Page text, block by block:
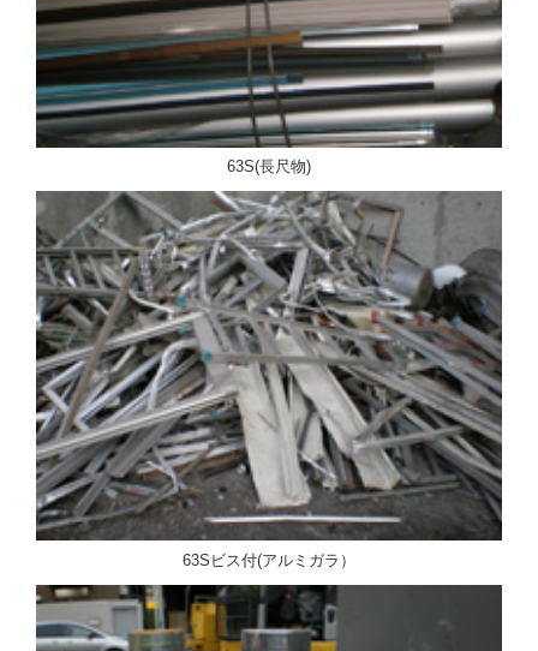
63S(長尺物)
63Sビス付(アルミガラ）